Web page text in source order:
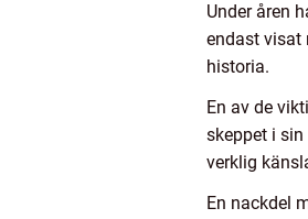
Under åren
endast visat
historia.
En av de
skeppet i
verklig
En nackdel